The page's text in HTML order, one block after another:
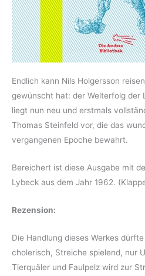
Endlich kann Nils Holgersson
gewünscht hat: der Welterfolg der
liegt nun neu und erstmals
Thomas Steinfeld vor, die das
vergangenen Epoche bewahrt.
Bereichert ist diese Ausgabe mit
Lybeck aus dem Jahr 1962.
Rezension:
Die Handlung dieses Werkes
cholerisch, Streiche spielend, nur
Tierquäler und Faulpelz wird zur